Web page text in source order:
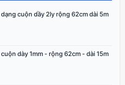
cuộn dầy 2ly rộng 62cm dài 5m
dày 1mm - rộng 62cm - dài 15m